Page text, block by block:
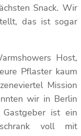
Snack. Wir
das ist sogar
Host,
Pflaster kaum
Mission
wir in Berlin
ist ein
voll mit